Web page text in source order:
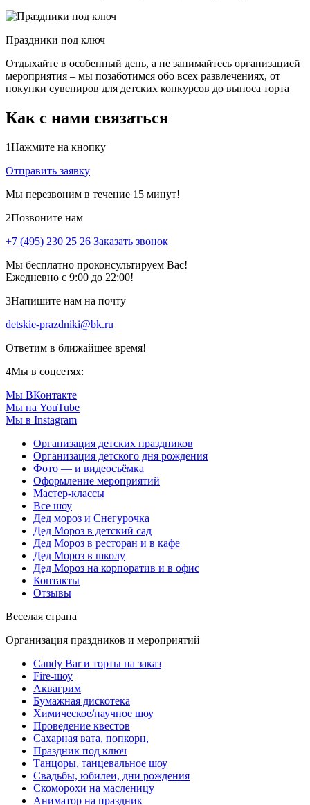
Праздники под ключ
Отдыхайте в особенный день, а не занимайтесь организацией
мероприятия – мы позаботимся обо всех развлечениях, от
покупки сувениров для детских конкурсов до выноса торта
Как с нами связаться
1Нажмите на кнопку
Отправить заявку
Мы перезвоним в течение 15 минут!
2Позвоните нам
+7 (495) 230 25 26 Заказать звонок
Мы бесплатно проконсультируем Вас!
Ежедневно с 9:00 до 22:00!
3Напишите нам на почту
detskie-prazdniki@bk.ru
Ответим в ближайшее время!
4Мы в соцсетях:
Мы ВКонтакте
Мы на YouTube
Мы в Instagram
Организация детских праздников
Организация детского дня рождения
Фото — и видеосъёмка
Оформление мероприятий
Мастер-классы
Все шоу
Дед мороз и Снегурочка
Дед Мороз в детский сад
Дед Мороз в ресторан и в кафе
Дед Мороз в школу
Дед Мороз на корпоратив и в офис
Контакты
Отзывы
Веселая страна
Организация праздников и мероприятий
Candy Bar и торты на заказ
Fire-шоу
Аквагрим
Бумажная дискотека
Химическое/научное шоу
Проведение квестов
Сахарная вата, попкорн,
Праздник под ключ
Танцоры, танцевальное шоу
Свадьбы, юбилеи, дни рождения
Скоморохи на масленицу
Аниматор на праздник